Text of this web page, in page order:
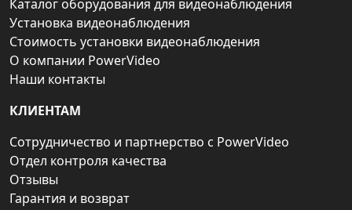
Каталог оборудования для видеонаблюдения
Установка видеонаблюдения
Стоимость установки видеонаблюдения
О компании PowerVideo
Наши контакты
КЛИЕНТАМ
Сотрудничество и партнерство с PowerVideo
Отдел контроля качества
Отзывы
Гарантия и возврат